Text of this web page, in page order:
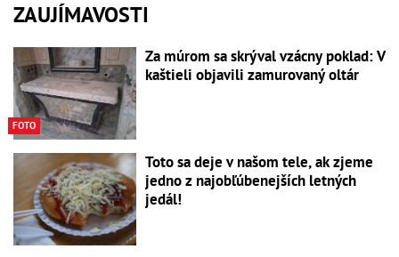
ZAUJÍMAVOSTI
FOTO
Za múrom sa skrýval vzácny poklad: V
kaštieli objavili zamurovaný oltár
Toto sa deje v našom tele, ak zjeme
jedno z najobľúbenejších letných
jedál!